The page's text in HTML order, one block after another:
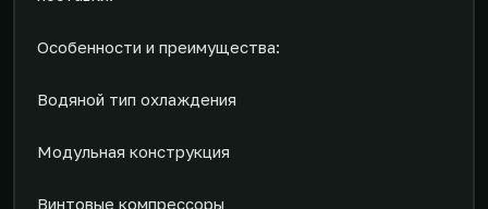
Особенности и преимущества:
Водяной тип охлаждения
Модульная конструкция
Винтовые компрессоры